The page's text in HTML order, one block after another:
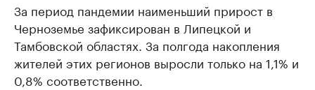
За период пандемии наименьший прирост в
Черноземье зафиксирован в Липецкой и
Тамбовской областях. За полгода накопления
жителей этих регионов выросли только на 1,1% и
0,8% соответственно.